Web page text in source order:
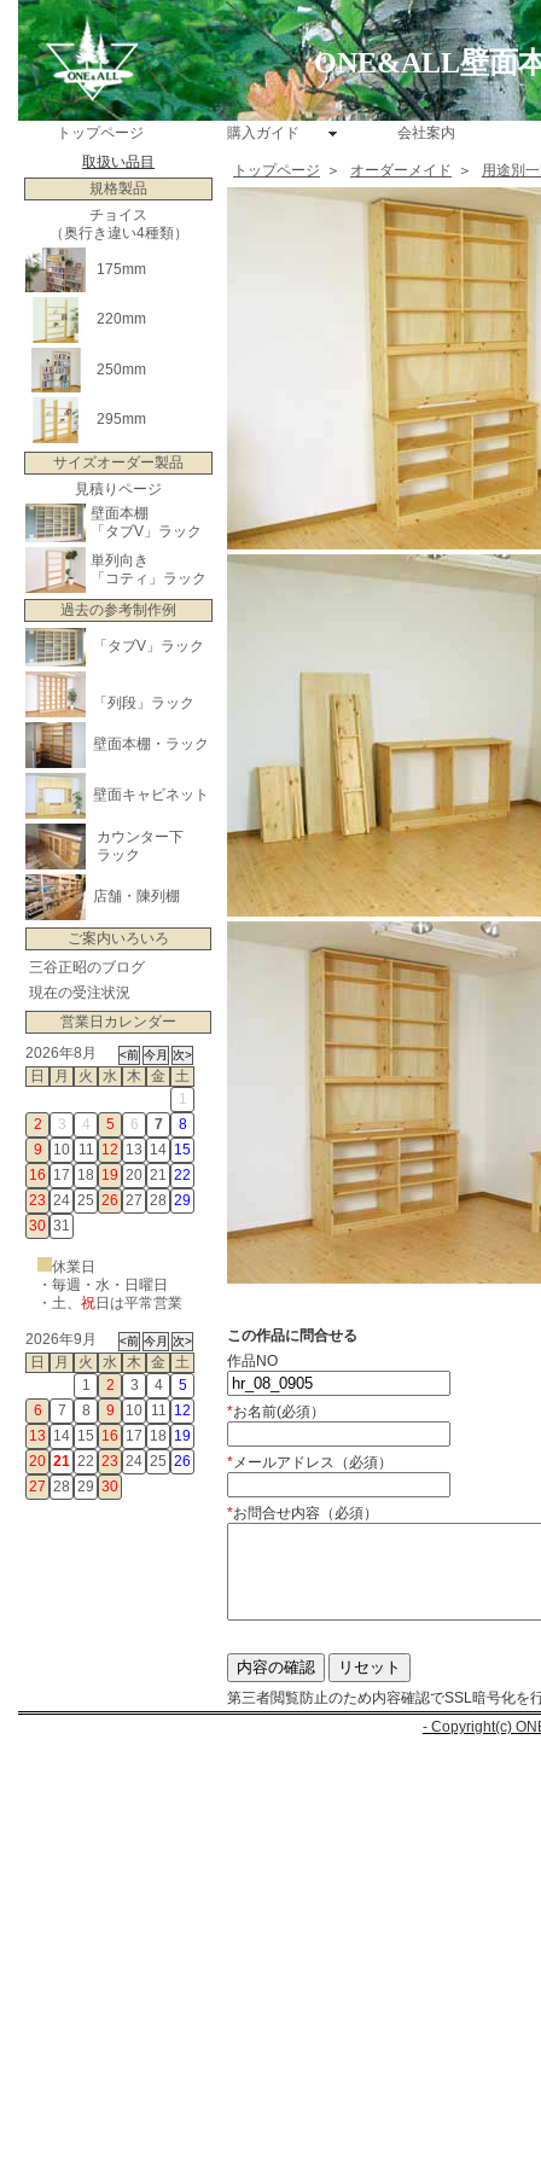
ONE&ALL壁面
トップページ 購入ガイド
会社案内
取扱い品目
規格製品
チョイス
（奥行き違い4種類）
175mm
220mm
250mm
295mm
サイズオーダー製品
見積りページ
壁面本棚
「タブV」ラック
単列向き
「コティ」ラック
過去の参考制作例
「タブV」ラック
「列段」ラック
壁面本棚・ラック
壁面キャビネット
カウンター下
ラック
店舗・陳列棚
ご案内いろいろ
三谷正昭のブログ
現在の受注状況
営業日カレンダー
2026年8月
日
月 火 水 木 金
土
1
2
3 4 5 6 7
8
9
10 11 12 13 14 15
16 17 18 19 20 21 22
23 24 25 26 27 28 29
30 31
休業日
・毎週・水・日曜日
・ 土、 祝日は平常営業
2026年9月
日
月 火 水 木 金
土
1
2 3 4
5
6
7 8 9 10 11 12
13 14 15 16 17 18 19
20 21 22 23 24 25 26
27 28 29 30
トップページ ＞ オーダーメイド ＞ 用途別
この作品に問合せる
作品NO
*お名前(必須）
*メールアドレス（必須）
*お問合せ内容（必須）
第三者閲覧防止のため内容確認でSSL暗号化を
- Copyright(c)